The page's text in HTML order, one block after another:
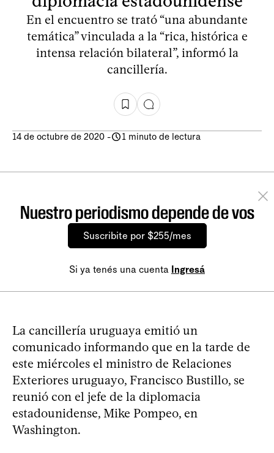
En el encuentro se trató “una abundante
temática” vinculada a la “rica, histórica e
intensa relación bilateral”, informó la
cancillería.
14 de octubre de 2020 - 1 minuto de lectura
Nuestro periodismo depende de vos
Suscribite por $255/mes
Si ya tenés una cuenta Ingresá
La cancillería uruguaya emitió un
comunicado informando que en la tarde de
este miércoles el ministro de Relaciones
Exteriores uruguayo, Francisco Bustillo, se
reunió con el jefe de la diplomacia
estadounidense, Mike Pompeo, en
Washington.